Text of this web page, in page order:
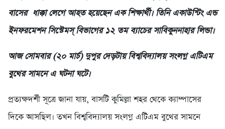
বাসের ধাক্কা লেগে আহত হয়েছেন এক শিক্ষার্থী। তিনি একাউন্টিং এন্ড
ইনফরমেশন সিস্টেমস্ বিভাগের ১২ তম ব্যাচের সাবিকুননাহার লিন্ডা।
আজ সোমবার (২০ মার্চ) দুপুর দেড়টায় বিশ্ববিদ্যালয় সংলগ্ন এটিএম
বুথের সামনে এ ঘটনা ঘটে।
প্রত্যক্ষদর্শী সূত্রে জানা যায়, বাসটি কুমিল্লা শহর থেকে ক্যাম্পাসের
দিকে আসছিল। তখন বিশ্ববিদ্যালয় সংলগ্ন এটিএম বুথের সামনে